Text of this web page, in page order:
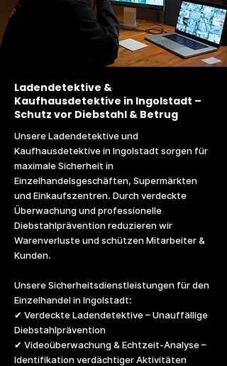
Ladendetektive &
Kaufhausdetektive in Ingolstadt –
Schutz vor Diebstahl & Betrug
Unsere Ladendetektive und
Kaufhausdetektive in Ingolstadt sorgen für
maximale Sicherheit in
Einzelhandelsgeschäften, Supermärkten
und Einkaufszentren. Durch verdeckte
Überwachung und professionelle
Diebstahlprävention reduzieren wir
Warenverluste und schützen Mitarbeiter &
Kunden.
Unsere Sicherheitsdienstleistungen für den
Einzelhandel in Ingolstadt:
✔ Verdeckte Ladendetektive – Unauffällige
Diebstahlprävention
✔ Videoüberwachung & Echtzeit-Analyse –
Identifikation verdächtiger Aktivitäten